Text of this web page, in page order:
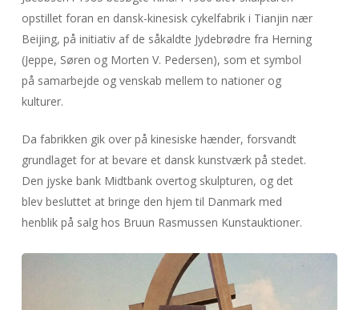
opstillet foran en dansk-kinesisk cykelfabrik i Tianjin nær
Beijing, på initiativ af de såkaldte Jydebrødre fra Herning
(Jeppe, Søren og Morten V. Pedersen), som et symbol
på samarbejde og venskab mellem to nationer og
kulturer.
Da fabrikken gik over på kinesiske hænder, forsvandt
grundlaget for at bevare et dansk kunstværk på stedet.
Den jyske bank Midtbank overtog skulpturen, og det
blev besluttet at bringe den hjem til Danmark med
henblik på salg hos Bruun Rasmussen Kunstauktioner.